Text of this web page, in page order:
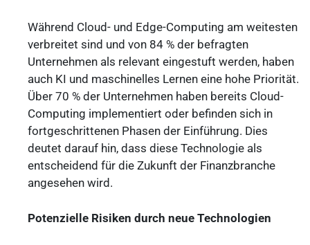
Während Cloud- und Edge-Computing am weitesten
verbreitet sind und von 84 % der befragten
Unternehmen als relevant eingestuft werden, haben
auch KI und maschinelles Lernen eine hohe Priorität.
Über 70 % der Unternehmen haben bereits Cloud-
Computing implementiert oder befinden sich in
fortgeschrittenen Phasen der Einführung. Dies
deutet darauf hin, dass diese Technologie als
entscheidend für die Zukunft der Finanzbranche
angesehen wird.
Potenzielle Risiken durch neue Technologien